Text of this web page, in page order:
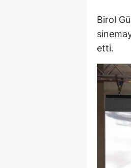
Birol
etti.